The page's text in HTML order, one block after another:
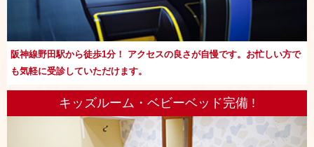
阪神線野田駅から徒歩1分！ アクセスの良さが自慢です。お忙しい方で
も気軽に受診していただけます。
キッズルーム・ベビーベッド完備 !